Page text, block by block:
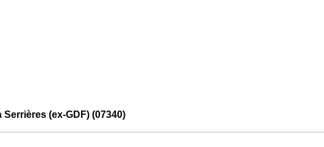
Serrières (ex-GDF) (07340)